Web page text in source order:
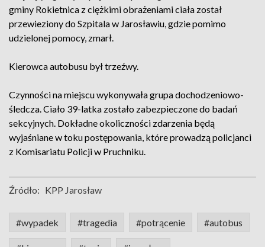
gminy Rokietnica z ciężkimi obrażeniami ciała został
przewieziony do Szpitala w Jarosławiu, gdzie pomimo
udzielonej pomocy, zmarł.
Kierowca autobusu był trzeźwy.
Czynności na miejscu wykonywała grupa dochodzeniowo-
śledcza. Ciało 39-latka zostało zabezpieczone do badań
sekcyjnych. Dokładne okoliczności zdarzenia będą
wyjaśniane w toku postępowania, które prowadzą policjanci
z Komisariatu Policji w Pruchniku.
Źródło: KPP Jarosław
#wypadek #tragedia #potrącenie #autobus